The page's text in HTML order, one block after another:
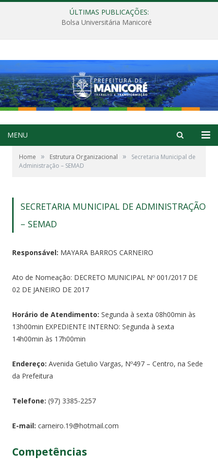
ÚLTIMAS PUBLICAÇÕES:
Bolsa Universitária Manicoré
MENU
Home » Estrutura Organizacional »
Secretaria Municipal de
Administração – SEMAD
SECRETARIA MUNICIPAL DE ADMINISTRAÇÃO
– SEMAD
Responsável: MAYARA BARROS CARNEIRO
Ato de Nomeação: DECRETO MUNICIPAL Nº 001/2017 DE
02 DE JANEIRO DE 2017
Horário de Atendimento: Segunda à sexta 08h00min às
13h00min EXPEDIENTE INTERNO: Segunda à sexta
14h00min às 17h00min
Endereço: Avenida Getulio Vargas, Nº497 – Centro, na Sede
da Prefeitura
Telefone: (97) 3385-2257
E-mail: carneiro.19@hotmail.com
Competências